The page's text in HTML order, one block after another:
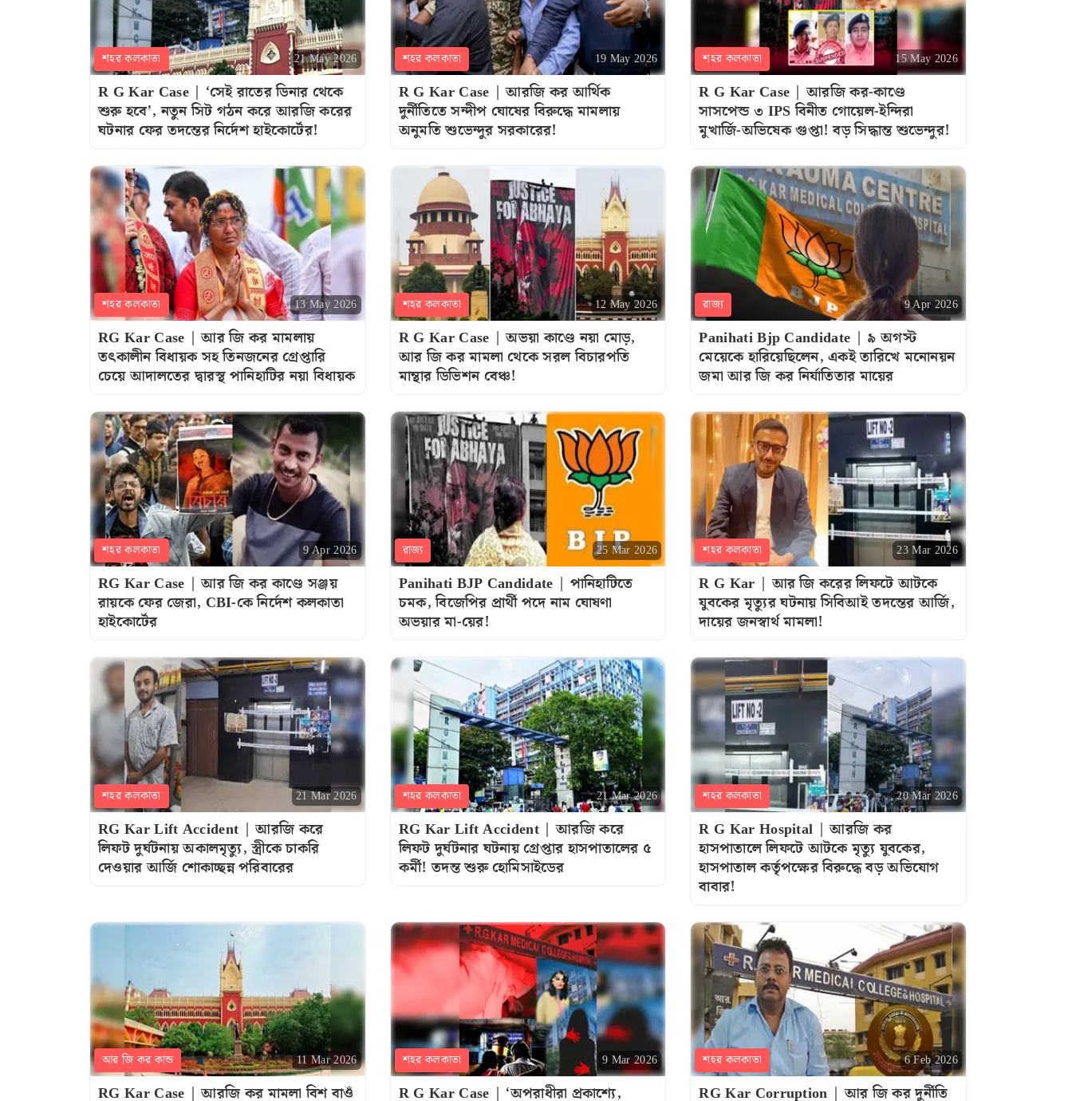
শহর কলকাতা 21 May 2026
R G Kar Case | ‘সেই রাতের ডিনার থেকে
শুরু হবে’, নতুন সিট গঠন করে আরজি করের
ঘটনার ফের তদন্তের নির্দেশ হাইকোর্টের!
শহর কলকাতা 19 May 2026
R G Kar Case | আরজি কর আর্থিক
দুর্নীতিতে সন্দীপ ঘোষের বিরুদ্ধে মামলায়
অনুমতি শুভেন্দুর সরকারের!
শহর কলকাতা 15 May 2026
R G Kar Case | আরজি কর-কাণ্ডে
সাসপেন্ড ৩ IPS বিনীত গোয়েল-ইন্দিরা
মুখার্জি-অভিষেক গুপ্তা! বড় সিদ্ধান্ত শুভেন্দুর!
শহর কলকাতা 13 May 2026
RG Kar Case | আর জি কর মামলায়
তৎকালীন বিধায়ক সহ তিনজনের গ্রেপ্তারি
চেয়ে আদালতের দ্বারস্থ পানিহাটির নয়া বিধায়ক
শহর কলকাতা 12 May 2026
R G Kar Case | অভয়া কাণ্ডে নয়া মোড়,
আর জি কর মামলা থেকে সরল বিচারপতি
মান্থার ডিভিশন বেঞ্চ!
রাজ্য 9 Apr 2026
Panihati Bjp Candidate | ৯ অগস্ট
মেয়েকে হারিয়েছিলেন, একই তারিখে মনোনয়ন
জমা আর জি কর নির্যাতিতার মায়ের
শহর কলকাতা 9 Apr 2026
RG Kar Case | আর জি কর কাণ্ডে সঞ্জয়
রায়কে ফের জেরা, CBI-কে নির্দেশ কলকাতা
হাইকোর্টের
রাজ্য 25 Mar 2026
Panihati BJP Candidate | পানিহাটিতে
চমক, বিজেপির প্রার্থী পদে নাম ঘোষণা
অভয়ার মা-য়ের!
শহর কলকাতা 23 Mar 2026
R G Kar | আর জি করের লিফটে আটকে
যুবকের মৃত্যুর ঘটনায় সিবিআই তদন্তের আর্জি,
দায়ের জনস্বার্থ মামলা!
শহর কলকাতা 21 Mar 2026
RG Kar Lift Accident | আরজি করে
লিফট দুর্ঘটনায় অকালমৃত্যু, স্ত্রীকে চাকরি
দেওয়ার আর্জি শোকাচ্ছন্ন পরিবারের
শহর কলকাতা 21 Mar 2026
RG Kar Lift Accident | আরজি করে
লিফট দুর্ঘটনার ঘটনায় গ্রেপ্তার হাসপাতালের ৫
কর্মী! তদন্ত শুরু হোমিসাইডের
শহর কলকাতা 20 Mar 2026
R G Kar Hospital | আরজি কর
হাসপাতালে লিফটে আটকে মৃত্যু যুবকের,
হাসপাতাল কর্তৃপক্ষের বিরুদ্ধে বড় অভিযোগ
বাবার!
আর জি কর কান্ড 11 Mar 2026
RG Kar Case | আরজি কর মামলা বিশ বাওঁ
শহর কলকাতা 9 Mar 2026
R G Kar Case | ‘অপরাধীরা প্রকাশ্যে,
শহর কলকাতা 6 Feb 2026
RG Kar Corruption | আর জি কর দুর্নীতি